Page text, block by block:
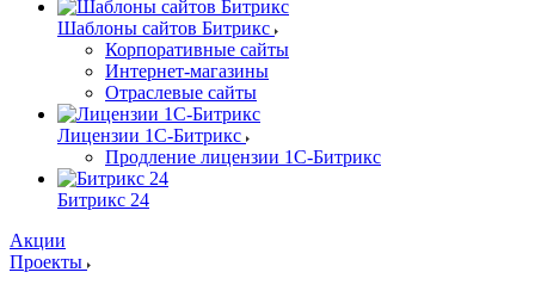
Шаблоны сайтов Битрикс
Корпоративные сайты
Интернет-магазины
Отраслевые сайты
Лицензии 1С-Битрикс
Продление лицензии 1С-Битрикс
Битрикс 24
Акции
Проекты